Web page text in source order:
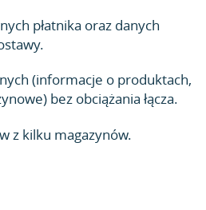
płatnika oraz danych
(informacje o produktach,
bez obciążania łącza.
z kilku magazynów.